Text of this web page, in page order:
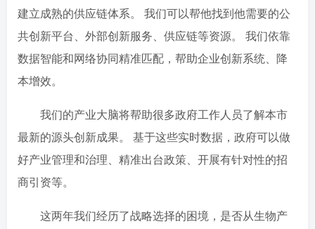
建立成熟的供应链体系。 我们可以帮他找到他需要的公
共创新平台、外部创新服务、供应链等资源。 我们依靠
数据智能和网络协同精准匹配，帮助企业创新系统、降
本增效。
我们的产业大脑将帮助很多政府工作人员了解本市
最新的源头创新成果。 基于这些实时数据，政府可以做
好产业管理和治理、精准出台政策、开展有针对性的招
商引资等。
这两年我们经历了战略选择的困境，是否从生物产